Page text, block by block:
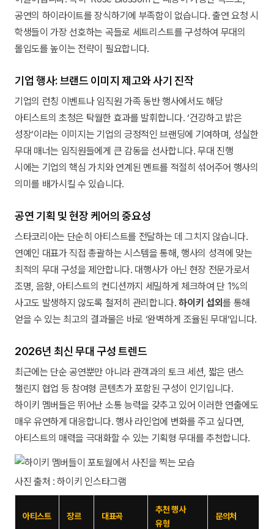
공연의 하이라이트를 장식하기에 부족함이 없습니다. 출연 요청 시
학생들이 가장 선호하는 곡들로 세트리스트를 구성하여 무대의
몰입도를 높이는 전략이 필요합니다.
기업 행사: 브랜드 이미지 제고와 사기 진작
기업의 런칭 이벤트나 임직원 가족 동반 행사에서도 해당
아티스트의 초청은 탁월한 효과를 발휘합니다. ‘건강하고 밝은
성장’이라는 이미지는 기업의 긍정적인 브랜딩에 기여하며, 성실한
무대 매너는 임직원들에게 큰 감동을 선사합니다. 무대 진행
시에는 기업의 핵심 가치와 연계된 멘트를 적절히 섞어주어 행사의
의미를 배가시킬 수 있습니다.
공연 기획 및 현장 케어의 중요성
스타코리아는 단순히 아티스트를 전달하는 데 그치지 않습니다.
연예인 대표가 직접 총괄하는 시스템을 통해, 행사의 성격에 맞는
최적의 무대 구성을 제안합니다. 대행사가 아닌 현장 전문가로서
조명, 음향, 아티스트의 컨디션까지 세밀하게 체크하여 단 1%의
사고도 발생하지 않도록 철저히 관리합니다.하이키 섭외를 통해
얻을 수 있는 최고의 결과물은 바로 ‘완벽하게 조율된 무대’입니다.
2026년 최신 무대 구성 트렌드
최근에는 단순 공연뿐만 아니라 관객과의 토크 세션, 짧은 댄스
챌린지 협업 등 참여형 콘텐츠가 포함된 구성이 인기입니다.
하이키 멤버들은 뛰어난 소통 능력을 갖추고 있어 이러한 연출에도
매우 유연하게 대응합니다. 행사 라인업에 변화를 주고 싶다면,
아티스트의 매력을 극대화할 수 있는 기획형 무대를 추천합니다.
사진 출처 : 하이키 인스타그램
아티스트 장르 대표곡
추천 행사
유형
문의처